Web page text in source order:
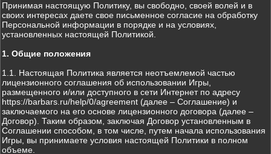
Принимая настоящую Политику, вы свободно, своей волей и в
своих интересах даете свое письменное согласие на обработку
Персональной информации в порядке и на условиях,
установленных настоящей Политикой.
1. Общие положения
1.1. Настоящая Политика является неотъемлемой частью
лицензионного соглашения об использовании Игры,
размещенного и/или доступного в сети Интернет по адресу
https://barbars.ru/help/0/agreement (далее – Соглашение) и
заключаемого на его основе лицензионного договора (далее –
Договор). Таким образом, заключая Договор установленным в
Соглашении способом, в том числе, путем начала использования
Игры, вы принимаете условия настоящей Политики в полном
объеме.